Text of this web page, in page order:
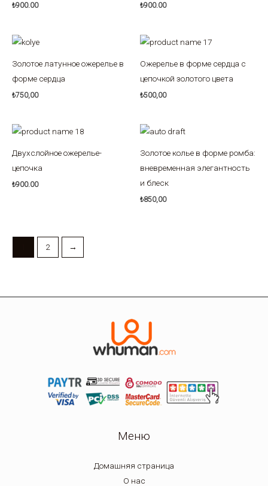
₺900.00 ₺900.00
Золотое латунное ожерелье в
форме сердца
₺750,00
Ожерелье в форме сердца с
цепочкой золотого цвета
₺500,00
Двухслойное ожерелье-
цепочка
₺900.00
Золотое колье в форме ромба:
вневременная элегантность
и блеск
₺850,00
2 →
Меню
Домашняя страница
О нас